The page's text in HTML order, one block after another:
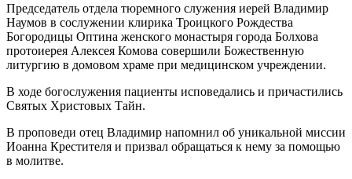
Председатель отдела тюремного служения иерей Владимир
Наумов в сослужении клирика Троицкого Рождества
Богородицы Оптина женского монастыря города Болхова
протоиерея Алексея Комова совершили Божественную
литургию в домовом храме при медицинском учреждении.
В ходе богослужения пациенты исповедались и причастились
Святых Христовых Тайн.
В проповеди отец Владимир напомнил об уникальной миссии
Иоанна Крестителя и призвал обращаться к нему за помощью
в молитве.